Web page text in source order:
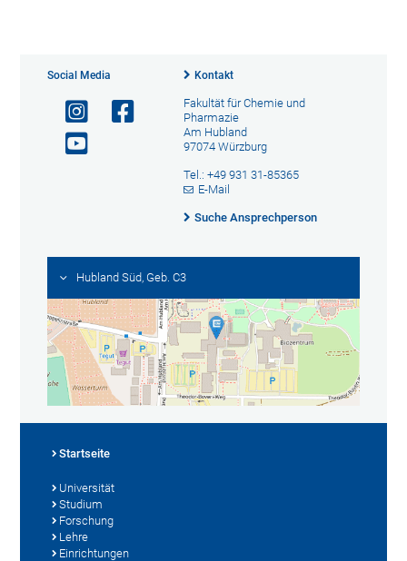
Social Media Kontakt
Fakultät für Chemie und
Pharmazie
Am Hubland
97074 Würzburg
Tel.: +49 931 31-85365
E-Mail
Suche Ansprechperson
Hubland Süd, Geb. C3
Startseite
Universität
Studium
Forschung
Lehre
Einrichtungen